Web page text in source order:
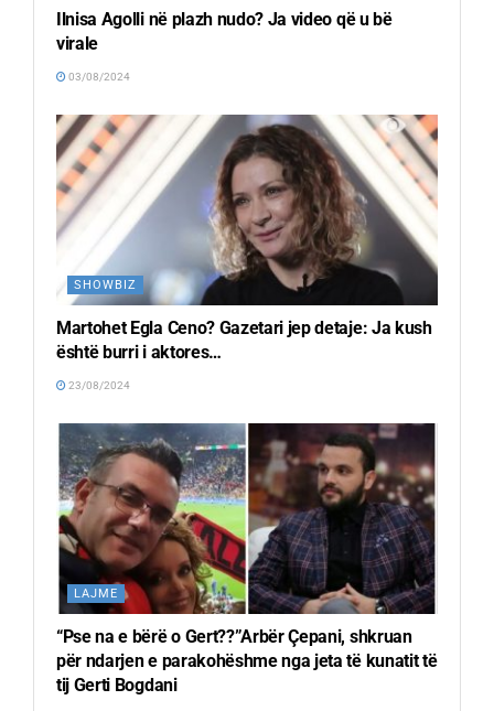
Ilnisa Agolli në plazh nudo? Ja video që u bë
virale
03/08/2024
SHOWBIZ
Martohet Egla Ceno? Gazetari jep detaje: Ja kush
është burri i aktores…
23/08/2024
LAJME
“Pse na e bërë o Gert??”Arbër Çepani, shkruan
për ndarjen e parakohëshme nga jeta të kunatit të
tij Gerti Bogdani